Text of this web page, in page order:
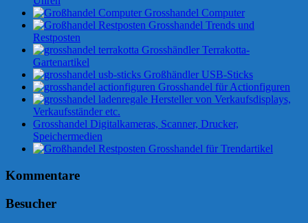
Grosshandel Computer
Grosshandel Trends und
Restposten
Grosshändler Terrakotta-
Gartenartikel
Großhändler USB-Sticks
Grosshandel für Actionfiguren
Hersteller von Verkaufsdisplays,
Verkaufsständer etc.
Grosshandel Digitalkameras, Scanner, Drucker,
Speichermedien
Grosshandel für Trendartikel
Kommentare
Besucher